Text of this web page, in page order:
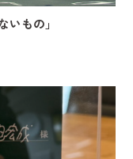
もの」